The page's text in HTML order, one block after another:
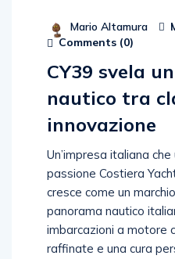
Mario Altamura
Comments (0)
CY39 svela
nautico tra
innovazione
Un’impresa italiana
passione Costiera
cresce come un
panorama nautico
imbarcazioni a motore
raffinate e una cura